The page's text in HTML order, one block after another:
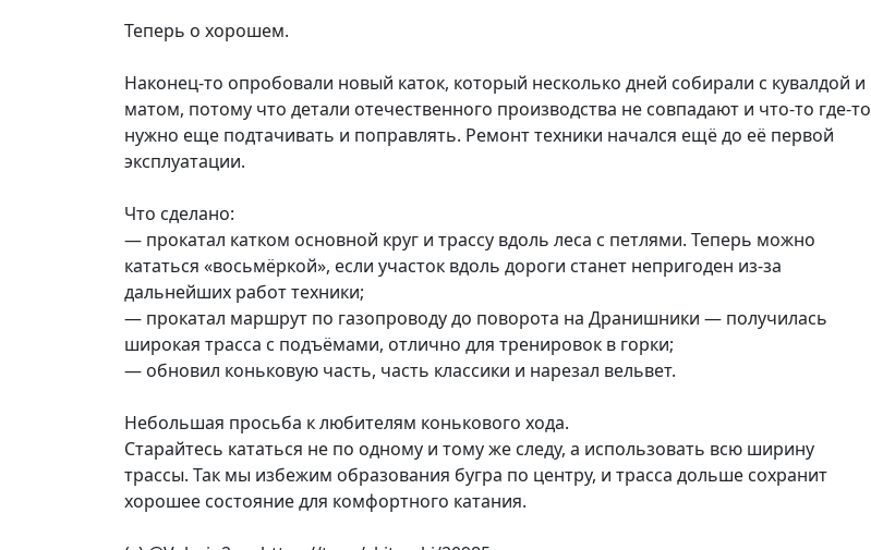
Теперь о хорошем.
Наконец-то опробовали новый каток, который несколько дней собирали с кувалдой и
матом, потому что детали отечественного производства не совпадают и что-то где-то
нужно еще подтачивать и поправлять. Ремонт техники начался ещё до её первой
эксплуатации.
Что сделано:
— прокатал катком основной круг и трассу вдоль леса с петлями. Теперь можно
кататься «восьмёркой», если участок вдоль дороги станет непригоден из-за
дальнейших работ техники;
— прокатал маршрут по газопроводу до поворота на Дранишники — получилась
широкая трасса с подъёмами, отлично для тренировок в горки;
— обновил коньковую часть, часть классики и нарезал вельвет.
Небольшая просьба к любителям конькового хода.
Старайтесь кататься не по одному и тому же следу, а использовать всю ширину
трассы. Так мы избежим образования бугра по центру, и трасса дольше сохранит
хорошее состояние для комфортного катания.